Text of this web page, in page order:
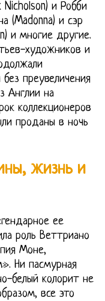
и Робби
(Madonna) и сэр
и многие другие.
художников и
преувеличения
Англии на
коллекционеров
проданы в ночь
жизнь и
ее
роль Веттриано
Моне,
Ни пасмурная
белый колорит не
все это